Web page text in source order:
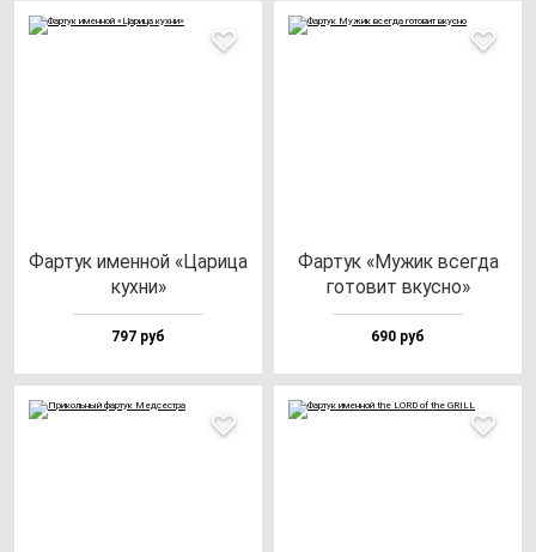
Фар­тук имен­ной «Цари­ца
кух­ни»
797 руб
Фар­тук «Мужик всег­да
го­то­вит вкус­но»
690 руб